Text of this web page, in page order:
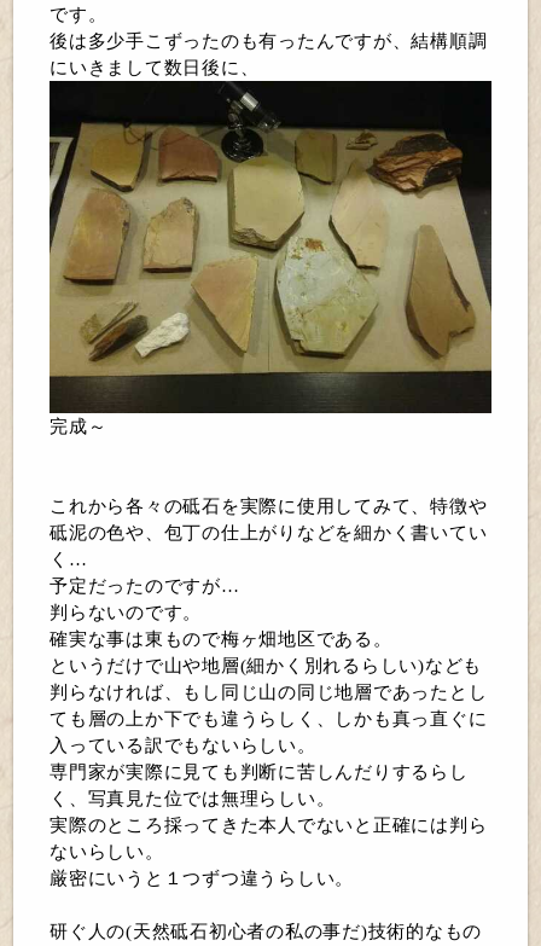
です。
後は多少手こずったのも有ったんですが、結構順調
にいきまして数日後に、
完成～
これから各々の砥石を実際に使用してみて、特徴や
砥泥の色や、包丁の仕上がりなどを細かく書いてい
く…
予定だったのですが…
判らないのです。
確実な事は東もので梅ヶ畑地区である。
というだけで山や地層(細かく別れるらしい)なども
判らなければ、もし同じ山の同じ地層であったとし
ても層の上か下でも違うらしく、しかも真っ直ぐに
入っている訳でもないらしい。
専門家が実際に見ても判断に苦しんだりするらし
く、写真見た位では無理らしい。
実際のところ採ってきた本人でないと正確には判ら
ないらしい。
厳密にいうと１つずつ違うらしい。
研ぐ人の(天然砥石初心者の私の事だ)技術的なもの